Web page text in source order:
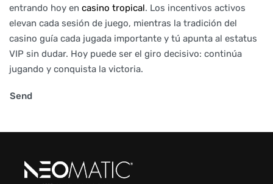
entrando hoy en casino tropical. Los incentivos activos
elevan cada sesión de juego, mientras la tradición del
casino guía cada jugada importante y tú apunta al estatus
VIP sin dudar. Hoy puede ser el giro decisivo: continúa
jugando y conquista la victoria.